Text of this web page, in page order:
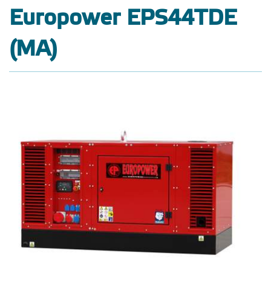
Europower EPS44TDE
(MA)